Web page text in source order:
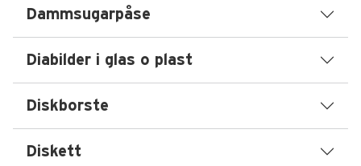
Dammsugarpåse
Diabilder i glas o plast
Diskborste
Diskett